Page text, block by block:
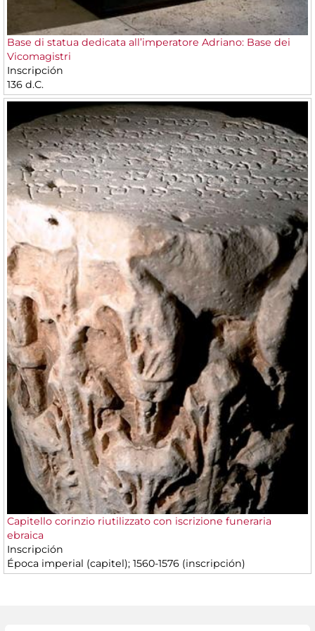
Base di statua dedicata all’imperatore Adriano: Base dei
Vicomagistri
Inscripción
136 d.C.
Capitello corinzio riutilizzato con iscrizione funeraria
ebraica
Inscripción
Época imperial (capitel); 1560-1576 (inscripción)